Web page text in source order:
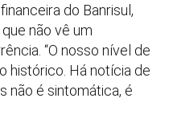
do Banrisul,
não vê um
“O nosso nível de
histórico. Há notícia de
não é sintomática, é